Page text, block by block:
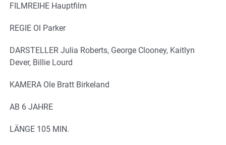
FILMREIHE Hauptfilm
REGIE Ol Parker
DARSTELLER Julia Roberts, George Clooney, Kaitlyn
Dever, Billie Lourd
KAMERA Ole Bratt Birkeland
AB 6 JAHRE
LÄNGE 105 MIN.